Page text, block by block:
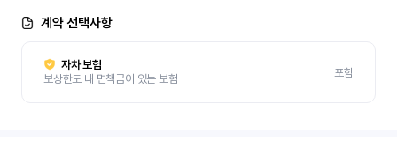
계약 선택사항
자차 보험
보상한도 내 면책금이 있는 보험
포함